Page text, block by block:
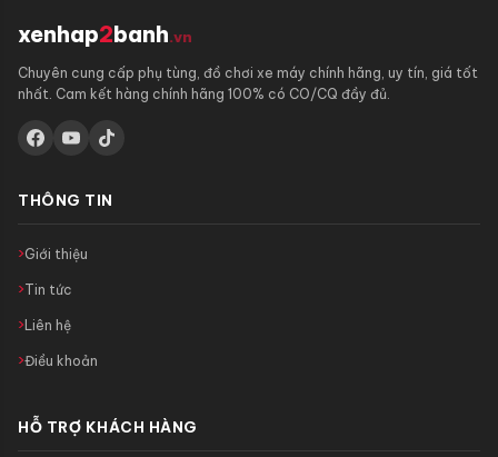
xenhap2banh.vn
Chuyên cung cấp phụ tùng, đồ chơi xe máy chính hãng, uy tín, giá tốt
nhất. Cam kết hàng chính hãng 100% có CO/CQ đầy đủ.
THÔNG TIN
Giới thiệu
Tin tức
Liên hệ
Điều khoản
HỖ TRỢ KHÁCH HÀNG